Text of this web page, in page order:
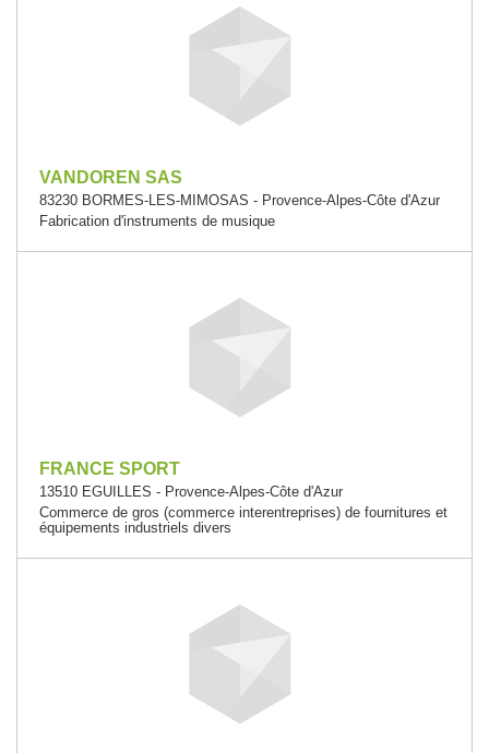
VANDOREN SAS
83230 BORMES-LES-MIMOSAS - Provence-Alpes-Côte d'Azur
Fabrication d'instruments de musique
FRANCE SPORT
13510 EGUILLES - Provence-Alpes-Côte d'Azur
Commerce de gros (commerce interentreprises) de fournitures et
équipements industriels divers